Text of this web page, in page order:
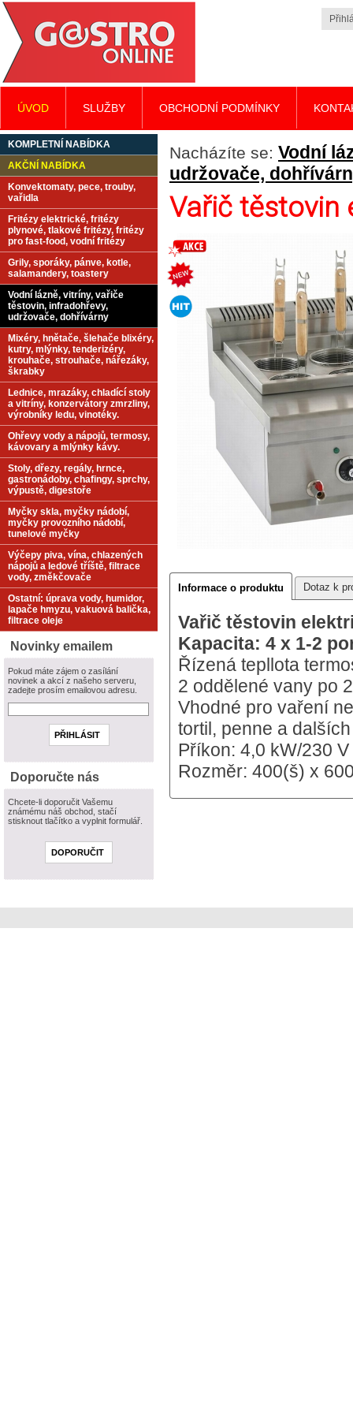
Nacházíte se: Vodní
udržovače,
Vařič těstovin
Informace o produktu Dotaz k
Vařič těstovin
Kapacita: 4 x 1-2
Řízená tepllota
2 oddělené vany po
Vhodné pro vaření
tortil, penne a
Příkon: 4,0 kW/230 V
Rozměr: 400(š) x
KOMPLETNÍ NABÍDKA
AKČNÍ NABÍDKA
Konvektomaty, pece, trouby,
vařidla
Fritézy elektrické, fritézy
plynové, tlakové fritézy, fritézy
pro fast-food, vodní fritézy
Grily, sporáky, pánve, kotle,
salamandery, toastery
Vodní lázně, vitríny, vařiče
těstovin, infradohřevy,
udržovače, dohřívárny
Mixéry, hnětače, šlehače blixéry,
kutry, mlýnky, tenderizéry,
krouhače, strouhače, nářezáky,
škrabky
Lednice, mrazáky, chladící stoly
a vitríny, konzervátory zmrzliny,
výrobníky ledu, vinotéky.
Ohřevy vody a nápojů, termosy,
kávovary a mlýnky kávy.
Stoly, dřezy, regály, hrnce,
gastronádoby, chafingy, sprchy,
výpustě, digestoře
Myčky skla, myčky nádobí,
myčky provozního nádobí,
tunelové myčky
Výčepy piva, vína, chlazených
nápojů a ledové tříště, filtrace
vody, změkčovače
Ostatní: úprava vody, humidor,
lapače hmyzu, vakuová balička,
filtrace oleje
Novinky emailem
Pokud máte zájem o zasílání
novinek a akcí z našeho serveru,
zadejte prosím emailovou adresu.
Doporučte nás
Chcete-li doporučit Vašemu
známému náš obchod, stačí
stisknout tlačítko a vyplnit formulář.
ÚVOD SLUŽBY OBCHODNÍ PODMÍNKY